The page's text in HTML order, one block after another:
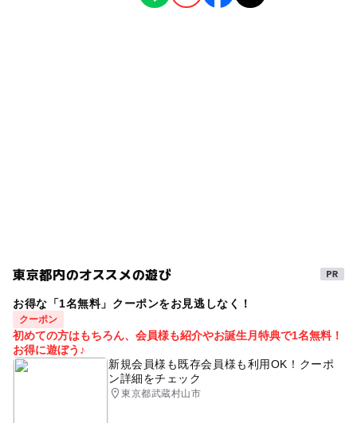
東京都内のオススメの遊び
お得な「1名無料」クーポンをお見逃しなく！
クーポン
初めての方はもちろん、会員様も紹介やお誕生月特典で1名無料！
お得に遊ぼう♪
新規会員様も既存会員様も利用OK！クーポ
ン詳細をチェック
東京都武蔵村山市